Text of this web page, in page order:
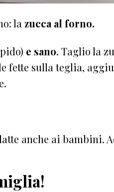
la zucca al forno.
e sano. Taglio la
fette sulla teglia,
anche ai bambini.